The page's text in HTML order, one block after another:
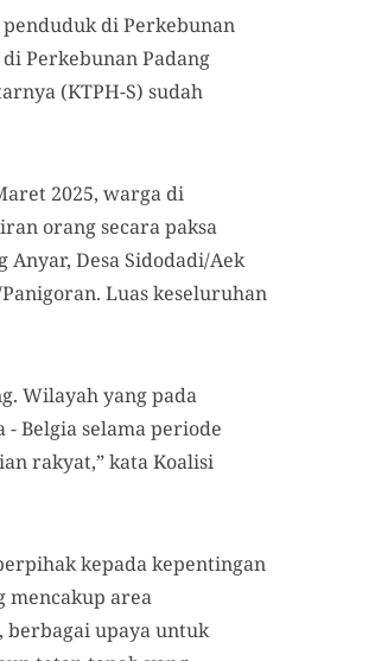
di Perkebunan
Perkebunan Padang
(KTPH-S) sudah
2025, warga di
orang secara paksa
Anyar, Desa Sidodadi/Aek
Luas keseluruhan
Wilayah yang pada
Belgia selama periode
rakyat,” kata Koalisi
kepada kepentingan
mencakup area
berbagai upaya untuk